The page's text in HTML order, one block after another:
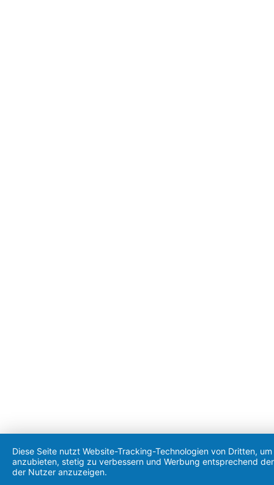
Diese Seite nutzt Website-Tracking-Technologien von Dritten,
anzubieten, stetig zu verbessern und Werbung entsprechend
der Nutzer anzuzeigen.